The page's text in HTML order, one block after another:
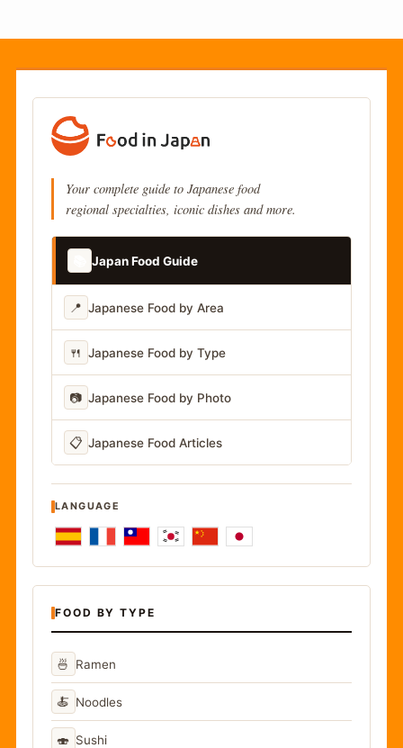
Your complete guide to Japanese food
regional specialties, iconic dishes and more.
Japan Food Guide
📍 Japanese Food by Area
🍴 Japanese Food by Type
📷 Japanese Food by Photo
📋 Japanese Food Articles
LANGUAGE
FOOD BY TYPE
🍜 Ramen
🍝 Noodles
🍣 Sushi